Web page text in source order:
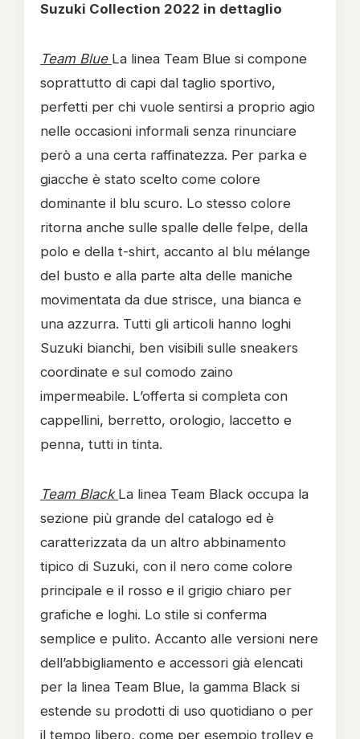
Suzuki Collection 2022 in dettaglio
Team Blue La linea Team Blue si compone
soprattutto di capi dal taglio sportivo,
perfetti per chi vuole sentirsi a proprio agio
nelle occasioni informali senza rinunciare
però a una certa raffinatezza. Per parka e
giacche è stato scelto come colore
dominante il blu scuro. Lo stesso colore
ritorna anche sulle spalle delle felpe, della
polo e della t-shirt, accanto al blu mélange
del busto e alla parte alta delle maniche
movimentata da due strisce, una bianca e
una azzurra. Tutti gli articoli hanno loghi
Suzuki bianchi, ben visibili sulle sneakers
coordinate e sul comodo zaino
impermeabile. L’offerta si completa con
cappellini, berretto, orologio, laccetto e
penna, tutti in tinta.
Team Black La linea Team Black occupa la
sezione più grande del catalogo ed è
caratterizzata da un altro abbinamento
tipico di Suzuki, con il nero come colore
principale e il rosso e il grigio chiaro per
grafiche e loghi. Lo stile si conferma
semplice e pulito. Accanto alle versioni nere
dell’abbigliamento e accessori già elencati
per la linea Team Blue, la gamma Black si
estende su prodotti di uso quotidiano o per
il tempo libero, come per esempio trolley e